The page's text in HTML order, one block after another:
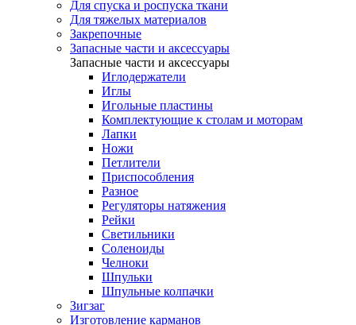
Для спуска и роспуска ткани
Для тяжелых материалов
Закрепочные
Запасные части и аксессуары
Запасные части и аксессуары
Иглодержатели
Иглы
Игольные пластины
Комплектующие к столам и моторам
Лапки
Ножи
Петлители
Приспособления
Разное
Регуляторы натяжения
Рейки
Светильники
Соленоиды
Челноки
Шпульки
Шпульные колпачки
Зигзаг
Изготовление карманов